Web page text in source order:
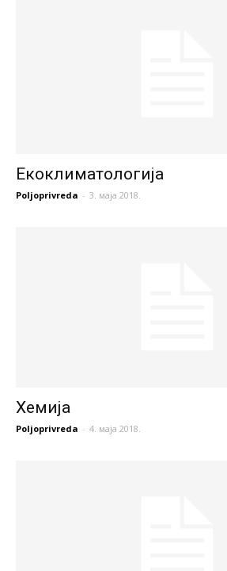
Екоклиматологија
Poljoprivreda - 3. маја 2018.
Хемија
Poljoprivreda - 4. маја 2018.